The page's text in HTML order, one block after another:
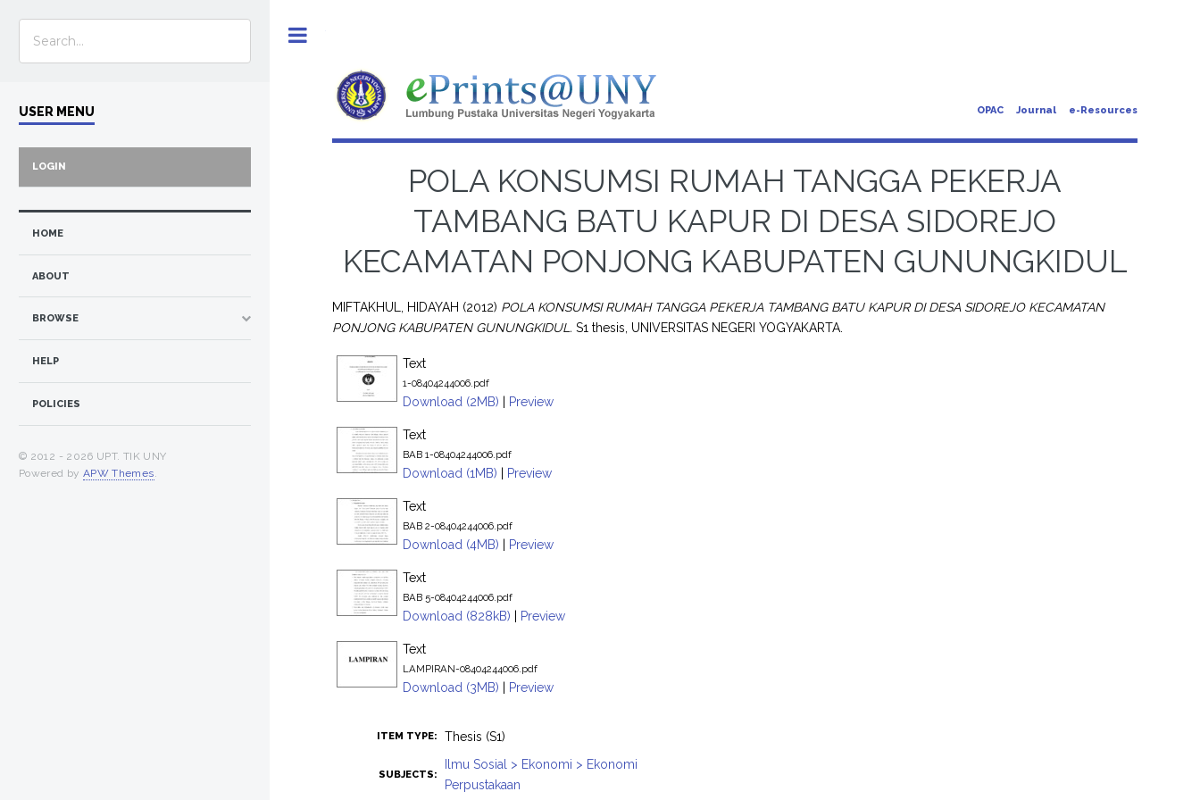
OPAC Journal e-Resources
POLA KONSUMSI RUMAH TANGGA PEKERJA
TAMBANG BATU KAPUR DI DESA SIDOREJO
KECAMATAN PONJONG KABUPATEN GUNUNGKIDUL
MIFTAKHUL, HIDAYAH (2012) POLA KONSUMSI RUMAH TANGGA PEKERJA TAMBANG BATU KAPUR DI DESA SIDOREJO KECAMATAN
PONJONG KABUPATEN GUNUNGKIDUL. S1 thesis, UNIVERSITAS NEGERI YOGYAKARTA.
Text
1-08404244006.pdf
Download (2MB) | Preview
Text
BAB 1-08404244006.pdf
Download (1MB) | Preview
Text
BAB 2-08404244006.pdf
Download (4MB) | Preview
Text
BAB 5-08404244006.pdf
Download (828kB) | Preview
Text
LAMPIRAN-08404244006.pdf
Download (3MB) | Preview
ITEM TYPE: Thesis (S1)
SUBJECTS:
Ilmu Sosial > Ekonomi > Ekonomi
Perpustakaan
USER MENU
LOGIN
HOME
ABOUT
BROWSE
HELP
POLICIES
© 2012 - 2026 UPT. TIK UNY
Powered by APW Themes